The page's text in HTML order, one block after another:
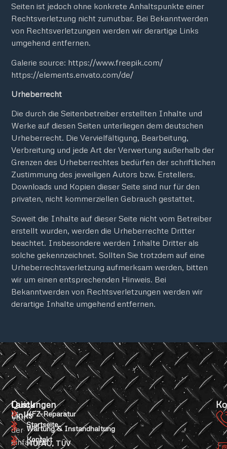
Seiten ist jedoch ohne konkrete Anhaltspunkte einer
Rechtsverletzung nicht zumutbar. Bei Bekanntwerden
von Rechtsverletzungen werden wir derartige Links
umgehend entfernen.
Galerie source: https://www.freepik.com/
https://elements.envato.com/de/
Urheberrecht
Die durch die Seitenbetreiber erstellten Inhalte und
Werke auf diesen Seiten unterliegen dem deutschen
Urheberrecht. Die Vervielfältigung, Bearbeitung,
Verbreitung und jede Art der Verwertung außerhalb der
Grenzen des Urheberrechtes bedürfen der schriftlichen
Zustimmung des jeweiligen Autors bzw. Erstellers.
Downloads und Kopien dieser Seite sind nur für den
privaten, nicht kommerziellen Gebrauch gestattet.
Soweit die Inhalte auf dieser Seite nicht vom Betreiber
erstellt wurden, werden die Urheberrechte Dritter
beachtet. Insbesondere werden Inhalte Dritter als
solche gekennzeichnet. Sollten Sie trotzdem auf eine
Urheberrechtsverletzung aufmerksam werden, bitten
wir um einen entsprechenden Hinweis. Bei
Bekanntwerden von Rechtsverletzungen werden wir
derartige Inhalte umgehend entfernen.
Von
der
einfachen
Quick
Links
Startseite
Kontakt
Leistungen
KFZ-Reparatur
Wartung & Instandhaltung
HU/AU, TÜV